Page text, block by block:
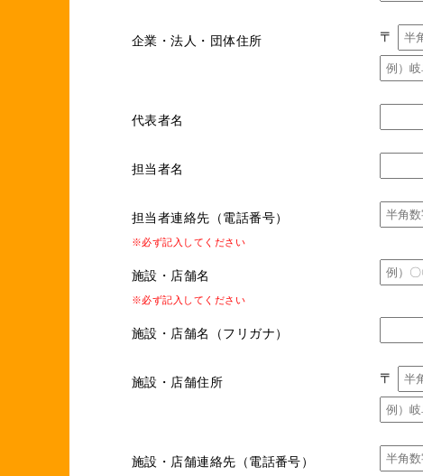
企業・法人・団体住所 〒
代表者名
担当者名
担当者連絡先（電話番号）
※必ず記入してください
施設・店舗名
※必ず記入してください
施設・店舗名（フリガナ）
施設・店舗住所 〒
施設・店舗連絡先（電話番号）